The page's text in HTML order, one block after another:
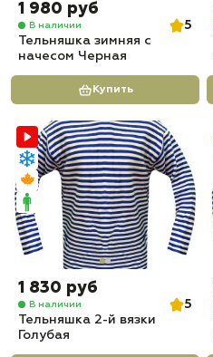
1 980 руб
В наличии
5
Тельняшка зимняя с
начесом Черная
Купить
1 830 руб
В наличии
5
Тельняшка 2-й вязки
Голубая